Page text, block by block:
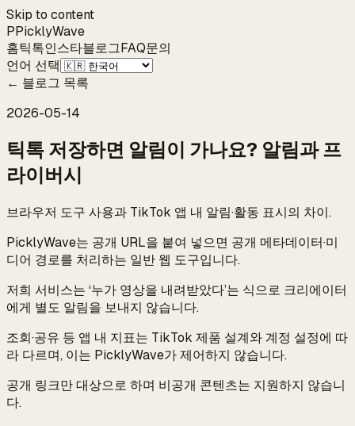
Skip to content
PPicklyWave
홈틱톡인스타블로그FAQ문의
언어 선택
← 블로그 목록
2026-05-14
틱톡 저장하면 알림이 가나요? 알림과 프
라이버시
브라우저 도구 사용과 TikTok 앱 내 알림·활동 표시의 차이.
PicklyWave는 공개 URL을 붙여 넣으면 공개 메타데이터·미
디어 경로를 처리하는 일반 웹 도구입니다.
저희 서비스는 ‘누가 영상을 내려받았다’는 식으로 크리에이터
에게 별도 알림을 보내지 않습니다.
조회·공유 등 앱 내 지표는 TikTok 제품 설계와 계정 설정에 따
라 다르며, 이는 PicklyWave가 제어하지 않습니다.
공개 링크만 대상으로 하며 비공개 콘텐츠는 지원하지 않습니
다.